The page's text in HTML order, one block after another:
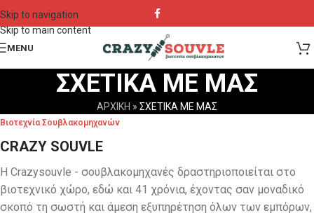
Skip to navigation
Skip to main content
MENU
ΣΧΕΤΙΚΑ ΜΕ ΜΑΣ
ΑΡΧΙΚΗ » ΣΧΕΤΙΚΑ ΜΕ ΜΑΣ
Βιοτεχνία Σουβλακομηχανών
CRAZY SOUVLE
Η Crazysouvle - σουβλακομηχανές δραστηριοποιείται στο
βιοτεχνικό χώρο, εδώ και 41 χρόνια, έχοντας σαν μοναδικό
σκοπό τη σωστή και άμεση εξυπηρέτηση όλων των εμπόρων,